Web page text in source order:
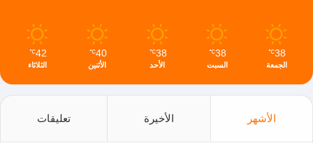
38
℃
الجمعة
38
℃
السبت
38
℃
الأحد
40
℃
الأثنين
42
℃
الثلاثاء
الأشهر الأخيرة تعليقات